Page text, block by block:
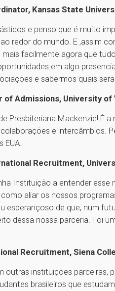
Kansas State
e penso que é muito
redor do mundo. E ,assim
facilmente agora que
em algo
e sabermos quais
of Admissions, University of
Presbiteriana Mackenzie! É a
e intercâmbios.
EUA.
Recruitment,
Instituição a entender esse
aliar os nossos
esperançoso de que, num
dessa nossa parceria. Foi
Recruitment, Siena
instituições parceiras,
brasileiros que